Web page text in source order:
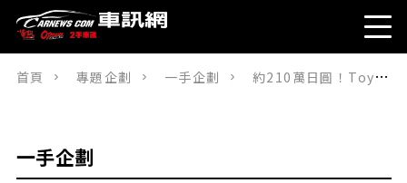
首頁 專題企劃 一手企劃 約210萬日圓！Toyota新型「小型SUV」正式亮相！搭載2.0升引擎與簡潔車頭設計！大幅改款的「Frontlander」登場於中國市場
一手企劃